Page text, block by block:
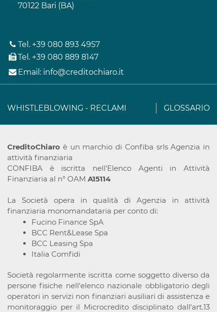
70122 Bari (BA)
Tel. +39 080 893 4957
Tel. +39 080 889 8147
Email: info@creditochiaro.it
WHISTLEBLOWING - RECLAMI GLOSSARIO
CreditoChiaro è un marchio di Confiba srls Agenzia in
attività finanziaria
CONFIBA è iscritta nell'Elenco Agenti in Attività
Finanziaria al n° OAM A15114
La Società opera in qualità di Agenzia in attività
finanziaria monomandataria per conto di:
Fucino Finance SpA
BCC Rent&Lease Spa
BCC Leasing Spa
Italia Comfidi
Società regolarmente iscritta come soggetto diverso da
persone fisiche nell'elenco nazionale obbligatorio degli
operatori in servizi non finanziari ausiliari di assistenza e
monitoraggio per il Microcredito disciplinato dall'art.13